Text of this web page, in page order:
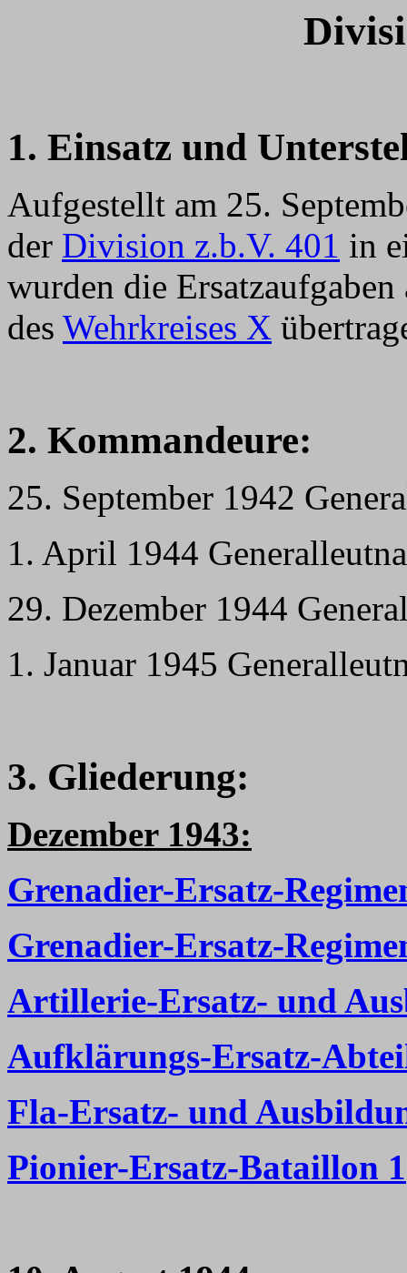
1. Einsatz und
Aufgestellt am 25.
der Division z.b.V. 401 in
wurden die
des Wehrkreises X
2. Kommandeure:
25. September 1942
1. April 1944
29. Dezember 1944
1. Januar 1945
3. Gliederung:
Dezember 1943:
Grenadier-Ersatz-
Grenadier-Ersatz-
Artillerie-Ersatz- und
Aufklärungs-Ersatz-
Fla-Ersatz- und
Pionier-Ersatz-Bataillon 1